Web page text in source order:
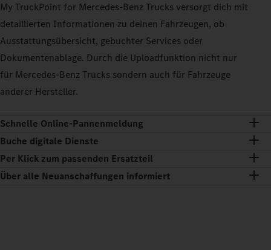
My TruckPoint for Mercedes‑Benz Trucks versorgt dich mit
detaillierten Informationen zu deinen Fahrzeugen, ob
Ausstattungsübersicht, gebuchter Services oder
Dokumentenablage. Durch die Uploadfunktion nicht nur
für Mercedes‑Benz Trucks sondern auch für Fahrzeuge
anderer Hersteller.
Schnelle Online-Pannenmeldung
Buche digitale Dienste
Per Klick zum passenden Ersatzteil
Über alle Neuanschaffungen informiert